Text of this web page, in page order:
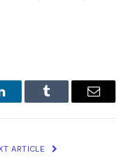
Tumblr Email
ARTICLE